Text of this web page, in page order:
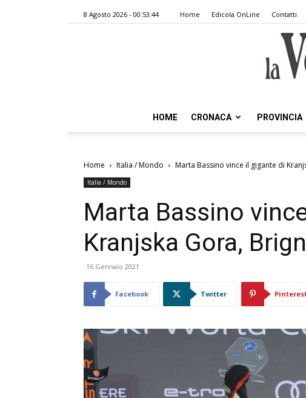
8 Agosto 2026 - 00:53:44 Home Edicola OnLine Contatti
HOME CRONACA PROVINCIA
Home Italia / Mondo Marta Bassino vince il gigante di
Italia / Mondo
Marta Bassino
Kranjska Gora,
16 Gennaio 2021
Facebook Twitter